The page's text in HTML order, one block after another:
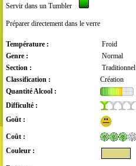
Servir dans un Tumbler
Préparer directement dans le verre
Température :
Froid
Genre :
Normal
Section :
Traditionnel
Classification :
Création
Quantité Alcool :
Difficulté :
Goût :
Coût :
Couleur :